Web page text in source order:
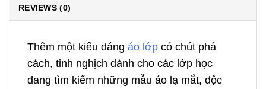
REVIEWS (0)
Thêm một kiểu dáng áo lớp có chút phá
cách, tinh nghịch dành cho các lớp học
đang tìm kiếm những mẫu áo lạ mắt, độc